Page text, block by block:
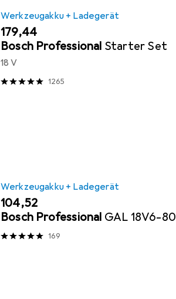
Werkzeugakku + Ladegerät
EUR
179,44
Bosch Professional Starter Set
18 V
1265
Werkzeugakku + Ladegerät
EUR
104,52
Bosch Professional GAL 18V6-80
169